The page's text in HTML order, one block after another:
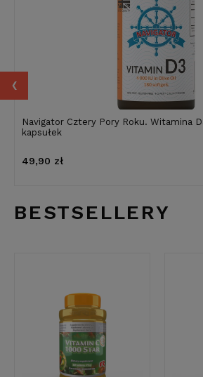
Navigator Cztery Pory Roku. Witamina
kapsułek
49,90 zł
‹
BESTSELLERY